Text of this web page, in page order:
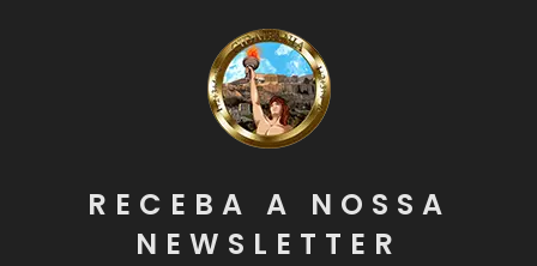
RECEBA A NOSSA
NEWSLETTER